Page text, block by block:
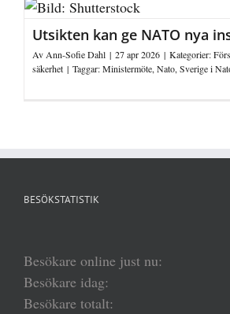
Utsikten kan ge NATO nya
AvAnn-Sofie Dahl | 27 apr 2026 | Kategorier:
säkerhet | Taggar:Ministermöte,Nato,Sverige i
BESÖKSTATISTIK
Besökare online just nu:
Besökare idag:
Besökare totalt: